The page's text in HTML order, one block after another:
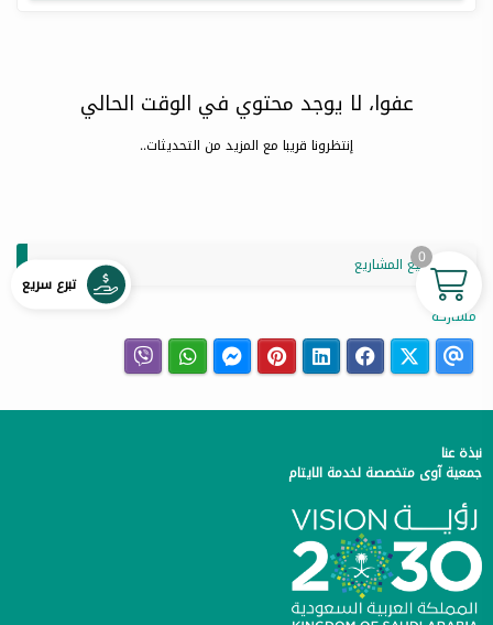
عفوا، لا يوجد محتوي في الوقت الحالي
إنتظرونا قريبا مع المزيد من التحديثات..
عرض جميع المشاريع
مشاركة
نبذة عنا
جمعية آوى متخصصة لخدمة الايتام
تبرع سريع
0